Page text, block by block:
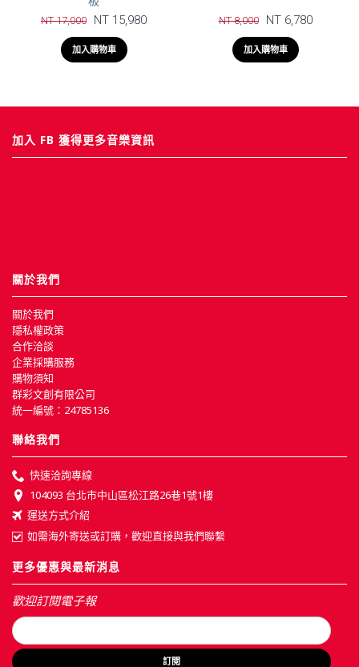
NT 17,000 NT 15,980
加入購物車
NT 8,000 NT 6,780
加入購物車
加入 FB 獲得更多音樂資訊
關於我們
關於我們
隱私權政策
合作洽談
企業採購服務
購物須知
群彩文創有限公司
統一編號：24785136
聯絡我們
快速洽詢專線
104093 台北市中山區松江路26巷1號1樓
運送方式介紹
如需海外寄送或訂購，歡迎直接與我們聯繫
更多優惠與最新消息
歡迎訂閱電子報
訂閱